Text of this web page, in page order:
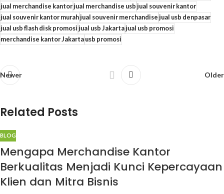
jual merchandise kantorjual merchandise usb jual souvenir kantor
jual souvenir kantor murahjual souvenir merchandise jual usb denpasar
jual usb flash disk promosi jual usb Jakartajual usb promosi
merchandise kantor Jakartausb promosi
Newer Older
Related Posts
BLOG
Mengapa Merchandise Kantor
Berkualitas Menjadi Kunci Kepercayaan
Klien dan Mitra Bisnis